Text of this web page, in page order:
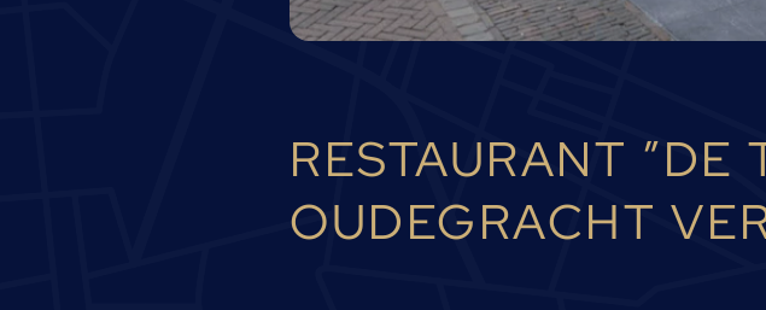
RESTAURANT ”DE
OUDEGRACHT